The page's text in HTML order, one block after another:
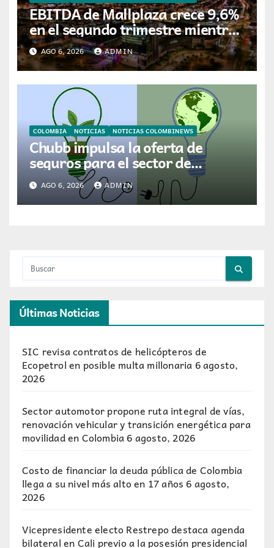
EBITDA de Mallplaza crece 9,6%
en el segundo trimestre mientras
avanza en su plan de crecimiento
en Colombia
AGO 6, 2026 ADMIN
COLOMBIA NOTICIAS NOTICIAS COLOMBINEWS
Chubb impulsa la oferta de
seguros para el sector de
energías renovables en América
Latina
AGO 6, 2026 ADMIN
Últimas Noticias
SIC revisa contratos de helicópteros de
Ecopetrol en posible multa millonaria6 agosto,
2026
Sector automotor propone ruta integral de vías,
renovación vehicular y transición energética para
movilidad en Colombia6 agosto, 2026
Costo de financiar la deuda pública de Colombia
llega a su nivel más alto en 17 años 6 agosto,
2026
Vicepresidente electo Restrepo destaca agenda
bilateral en Cali previo a la posesión presidencial